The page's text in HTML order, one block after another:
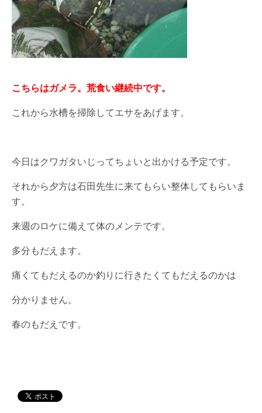
こちらはガメラ。荒食い継続中です。
これから水槽を掃除してエサをあげます。
今日はクワガタいじってちょいと出かける予定です。
それから夕方は石田先生に来てもらい整体してもらいま
す。
来週のロケに備えて体のメンテです。
多分もだえます。
痛くてもだえるのか釣りに行きたくてもだえるのかは
分かりません。
春のもだえです。